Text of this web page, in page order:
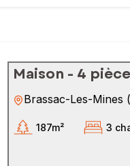
Maison - 4
Brassac-Les-Mines (
187m² 3